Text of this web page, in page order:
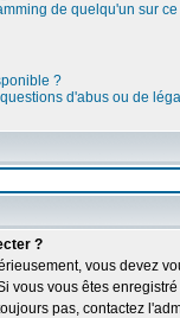
de quelqu'un sur ce
?
d'abus ou de
?
vous devez
vous vous êtes
pas, contactez